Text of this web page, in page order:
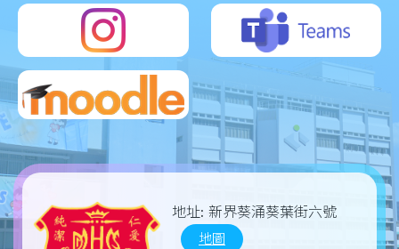
地址: 新界葵涌葵葉街六號
地圖